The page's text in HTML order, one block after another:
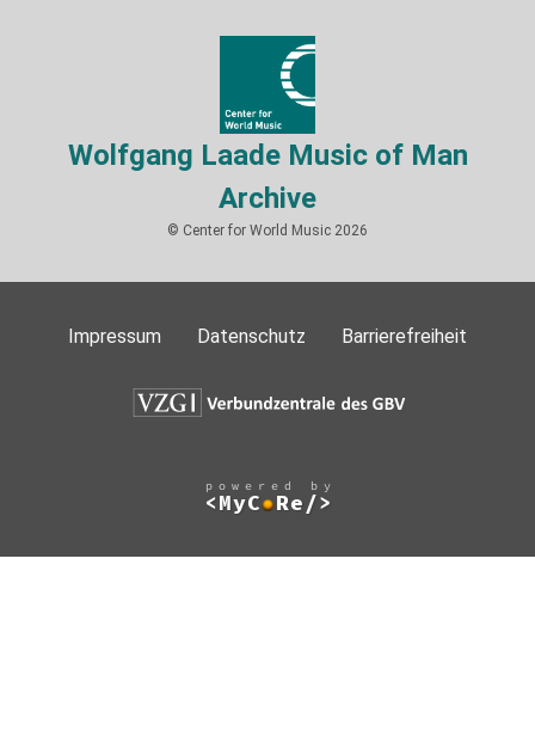
Wolfgang Laade Music of Man
Archive
© Center for World Music 2026
Impressum Datenschutz Barrierefreiheit